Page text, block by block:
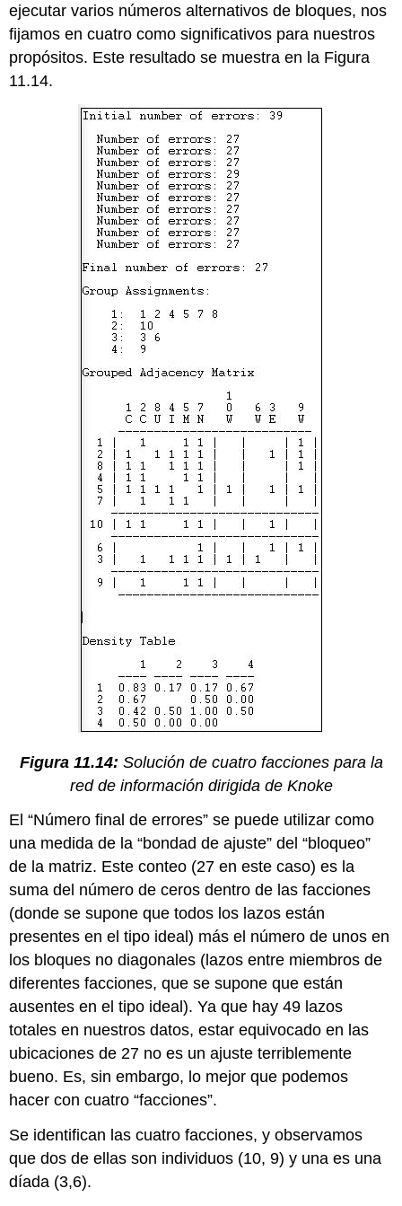
ejecutar varios números alternativos de bloques, nos
fijamos en cuatro como significativos para nuestros
propósitos. Este resultado se muestra en la Figura
11.14.
Figura 11.14: Solución de cuatro facciones para la
red de información dirigida de Knoke
El “Número final de errores” se puede utilizar como
una medida de la “bondad de ajuste” del “bloqueo”
de la matriz. Este conteo (27 en este caso) es la
suma del número de ceros dentro de las facciones
(donde se supone que todos los lazos están
presentes en el tipo ideal) más el número de unos en
los bloques no diagonales (lazos entre miembros de
diferentes facciones, que se supone que están
ausentes en el tipo ideal). Ya que hay 49 lazos
totales en nuestros datos, estar equivocado en las
ubicaciones de 27 no es un ajuste terriblemente
bueno. Es, sin embargo, lo mejor que podemos
hacer con cuatro “facciones”.
Se identifican las cuatro facciones, y observamos
que dos de ellas son individuos (10, 9) y una es una
díada (3,6).